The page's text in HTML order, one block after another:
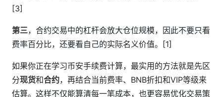
[3]
第三，合约交易中的杠杆会放大仓位规模，因此不要只看
费率百分比，还要看自己的实际名义价值。[1]
如果你正在学习币安手续费计算，最实用的方法就是先区
分现货和合约，再结合当前费率、BNB折扣和VIP等级来
估算。这样不仅能算清每一笔成本，也更容易优化交易策